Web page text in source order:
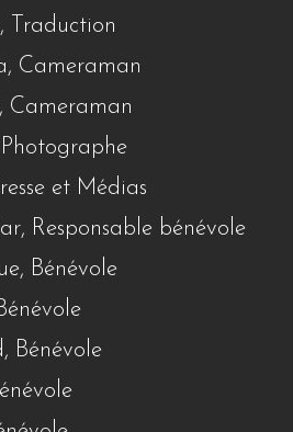
Traduction
Cameraman
Cameraman
et Médias
Responsable bénévole
Bénévole
Bénévole